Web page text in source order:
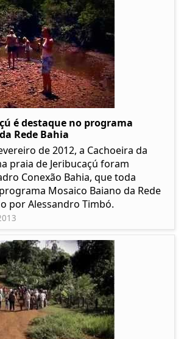
é destaque no programa
Rede Bahia
de 2012, a Cachoeira da
praia de Jeribucaçú foram
Conexão Bahia, que toda
Mosaico Baiano da Rede
por Alessandro Timbó.